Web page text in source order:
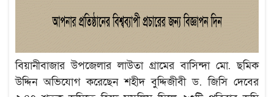
বিয়ানীবাজার উপজেলার লাউতা গ্রামের বাসিন্দা মো. ছমিক
উদ্দিন অভিযোগ করেছেন শহীদ বুদ্দিজীবী ড. জিসি দেবের